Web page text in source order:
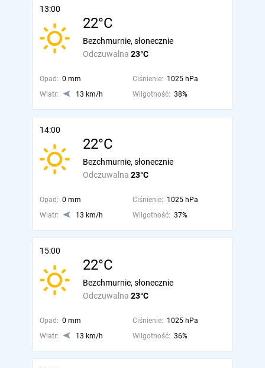
13:00
22°C
Odczuwalna 23°C
Bezchmurnie, słonecznie
Opad: 0 mm Ciśnienie: 1025 hPa
Wiatr:
13 km/h Wilgotność: 38%
14:00
22°C
Odczuwalna 23°C
Bezchmurnie, słonecznie
Opad: 0 mm Ciśnienie: 1025 hPa
Wiatr:
13 km/h Wilgotność: 37%
15:00
22°C
Odczuwalna 23°C
Bezchmurnie, słonecznie
Opad: 0 mm Ciśnienie: 1025 hPa
Wiatr:
13 km/h Wilgotność: 36%